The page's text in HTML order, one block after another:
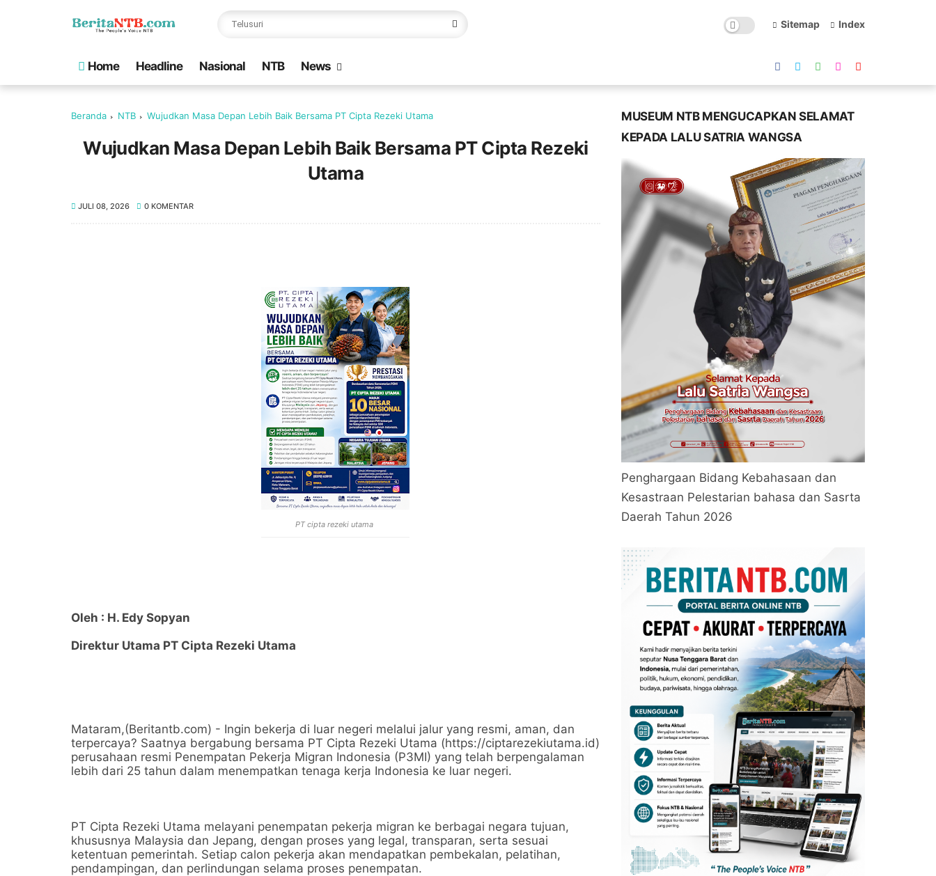
Sitemap Index
Home Headline Nasional NTB News
Beranda NTB Wujudkan Masa Depan Lebih Baik Bersama PT Cipta Rezeki Utama
Wujudkan Masa Depan Lebih Baik Bersama PT Cipta Rezeki
Utama
JULI 08, 2026 0 KOMENTAR
PT cipta rezeki utama
Oleh : H. Edy Sopyan
Direktur Utama PT Cipta Rezeki Utama
Mataram,(Beritantb.com) - Ingin bekerja di luar negeri melalui jalur yang resmi, aman, dan
terpercaya? Saatnya bergabung bersama PT Cipta Rezeki Utama (https://ciptarezekiutama.id)
perusahaan resmi Penempatan Pekerja Migran Indonesia (P3MI) yang telah berpengalaman
lebih dari 25 tahun dalam menempatkan tenaga kerja Indonesia ke luar negeri.
PT Cipta Rezeki Utama melayani penempatan pekerja migran ke berbagai negara tujuan,
khususnya Malaysia dan Jepang, dengan proses yang legal, transparan, serta sesuai
ketentuan pemerintah. Setiap calon pekerja akan mendapatkan pembekalan, pelatihan,
pendampingan, dan perlindungan selama proses penempatan.
MUSEUM NTB MENGUCAPKAN SELAMAT
KEPADA LALU SATRIA WANGSA
Penghargaan Bidang Kebahasaan dan
Kesastraan Pelestarian bahasa dan Sasrta
Daerah Tahun 2026